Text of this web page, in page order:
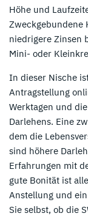
Höhe und
Zweckgebundene
niedrigere Zinsen
Mini- oder
In dieser Nische
Antragstellung
Werktagen und
Darlehens. Eine
dem die
sind höhere
Erfahrungen mit
gute Bonität ist
Anstellung und
Sie selbst, ob die